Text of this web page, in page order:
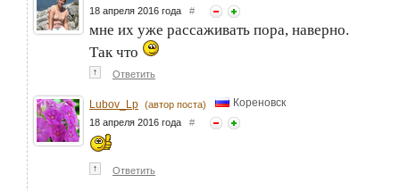
18 апреля 2016 года #
мне их уже рассаживать пора, наверно.
Так что
↑ Ответить
Lubov_Lp (автор поста) Кореновск
18 апреля 2016 года #
↑ Ответить